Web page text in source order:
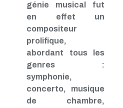
génie musical fut
en effet un
compositeur
prolifique,
abordant tous les
genres :
symphonie,
concerto, musique
de chambre,